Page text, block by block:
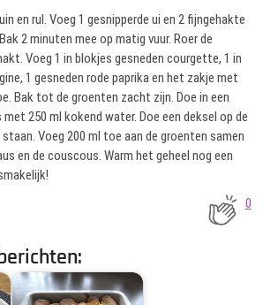
en rul. Voeg 1 gesnipperde ui en 2 fijngehakte
2 minuten mee op matig vuur. Roer de
Voeg 1 in blokjes gesneden courgette, 1 in
1 gesneden rode paprika en het zakje met
Bak tot de groenten zacht zijn. Doe in een
250 ml kokend water. Doe een deksel op de
Voeg 200 ml toe aan de groenten samen
en de couscous. Warm het geheel nog een
0